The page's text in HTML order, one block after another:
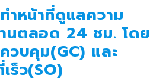
ำหน้าที่ดูแลความ
นตลอด 24 ชม. โดย
วบคุม(GC) และ
ร็ว(SO)